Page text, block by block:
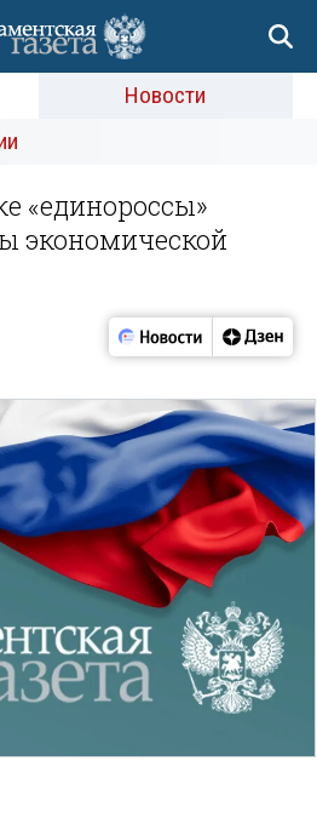
Новости
«единороссы»
экономической